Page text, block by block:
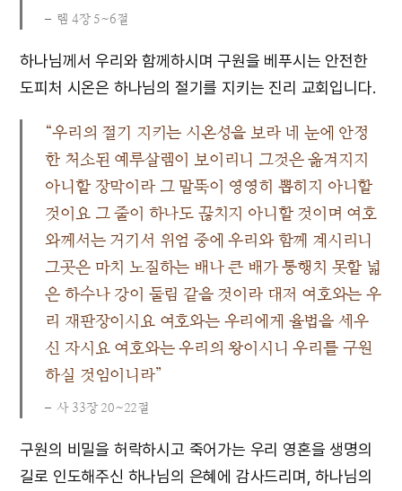
렘 4장 5~6절
하나님께서 우리와 함께하시며 구원을 베푸시는 안전한
도피처 시온은 하나님의 절기를 지키는 진리 교회입니다.
“우리의 절기 지키는 시온성을 보라 네 눈에 안정
한 처소된 예루살렘이 보이리니 그것은 옮겨지지
아니할 장막이라 그 말뚝이 영영히 뽑히지 아니할
것이요 그 줄이 하나도 끊치지 아니할 것이며 여호
와께서는 거기서 위엄 중에 우리와 함께 계시리니
그곳은 마치 노질하는 배나 큰 배가 통행치 못할 넓
은 하수나 강이 둘림 같을 것이라 대저 여호와는 우
리 재판장이시요 여호와는 우리에게 율법을 세우
신 자시요 여호와는 우리의 왕이시니 우리를 구원
하실 것임이니라”
사 33장 20~22절
구원의 비밀을 허락하시고 죽어가는 우리 영혼을 생명의
길로 인도해주신 하나님의 은혜에 감사드리며, 하나님의